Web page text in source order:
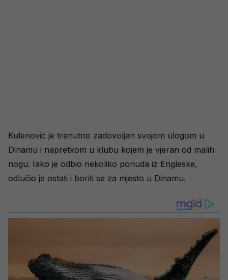
Kulenović je trenutno zadovoljan svojom ulogom u
Dinamu i napretkom u klubu kojem je vjeran od malih
nogu. Iako je odbio nekoliko ponuda iz Engleske,
odlučio je ostati i boriti se za mjesto u Dinamu.